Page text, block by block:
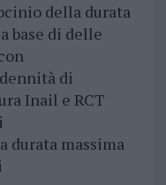
della durata
base di delle
di
Inail e RCT
durata massima